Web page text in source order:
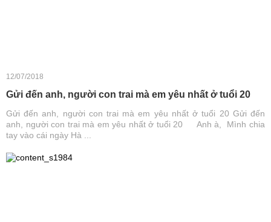
12/07/2018
Gửi đến anh, người con trai mà em yêu nhất ở tuổi 20
Gửi đến anh, người con trai mà em yêu nhất ở tuổi 20 Gửi đến
anh, người con trai mà em yêu nhất ở tuổi 20 Anh à, Mình chia
tay vào cái ngày Hà ...